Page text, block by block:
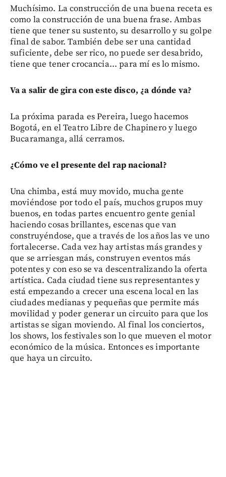
Muchísimo. La construcción de una buena receta es
como la construcción de una buena frase. Ambas
tiene que tener su sustento, su desarrollo y su golpe
final de sabor. También debe ser una cantidad
suficiente, debe ser rico, no puede ser desabrido,
tiene que tener crocancia... para mí es lo mismo.
Va a salir de gira con este disco, ¿a dónde va?
La próxima parada es Pereira, luego hacemos
Bogotá, en el Teatro Libre de Chapinero y luego
Bucaramanga, allá cerramos.
¿Cómo ve el presente del rap nacional?
Una chimba, está muy movido, mucha gente
moviéndose por todo el país, muchos grupos muy
buenos, en todas partes encuentro gente genial
haciendo cosas brillantes, escenas que van
construyéndose, que a través de los años las ve uno
fortalecerse. Cada vez hay artistas más grandes y
que se arriesgan más, construyen eventos más
potentes y con eso se va descentralizando la oferta
artística. Cada ciudad tiene sus representantes y
está empezando a crecer una escena local en las
ciudades medianas y pequeñas que permite más
movilidad y poder generar un circuito para que los
artistas se sigan moviendo. Al final los conciertos,
los shows, los festivales son lo que mueven el motor
económico de la música. Entonces es importante
que haya un circuito.